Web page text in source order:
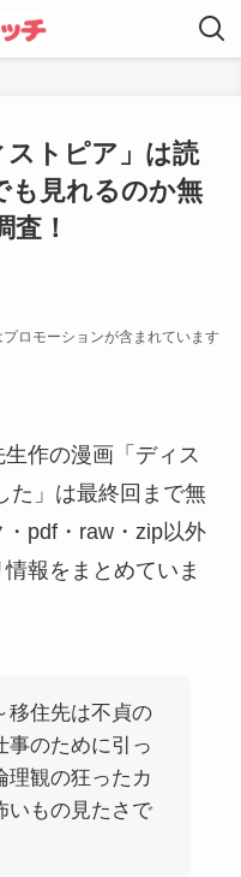
トピア」は読
も見れるのか無
査！
ロモーションが含まれています
作の漫画「ディス
た」は最終回まで無
pdf・raw・zip以外
報をまとめていま
移住先は不貞の
事のために引っ
理観の狂ったカ
いもの見たさで